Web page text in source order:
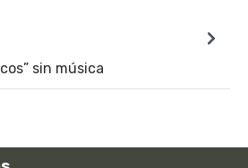
sin música